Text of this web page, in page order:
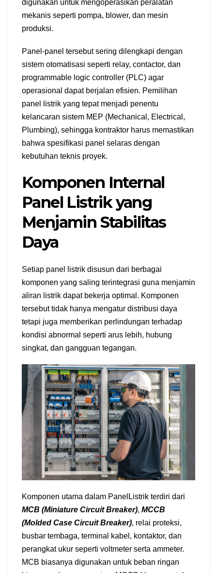
digunakan untuk mengoperasikan peralatan
mekanis seperti pompa, blower, dan mesin
produksi.
Panel-panel tersebut sering dilengkapi dengan
sistem otomatisasi seperti relay, contactor, dan
programmable logic controller (PLC) agar
operasional dapat berjalan efisien. Pemilihan
panel listrik yang tepat menjadi penentu
kelancaran sistem MEP (Mechanical, Electrical,
Plumbing), sehingga kontraktor harus memastikan
bahwa spesifikasi panel selaras dengan
kebutuhan teknis proyek.
Komponen Internal
Panel Listrik yang
Menjamin Stabilitas
Daya
Setiap panel listrik disusun dari berbagai
komponen yang saling terintegrasi guna menjamin
aliran listrik dapat bekerja optimal. Komponen
tersebut tidak hanya mengatur distribusi daya
tetapi juga memberikan perlindungan terhadap
kondisi abnormal seperti arus lebih, hubung
singkat, dan gangguan tegangan.
Komponen utama dalam PanelListrik terdiri dari
MCB (Miniature Circuit Breaker), MCCB
(Molded Case Circuit Breaker), relai proteksi,
busbar tembaga, terminal kabel, kontaktor, dan
perangkat ukur seperti voltmeter serta ammeter.
MCB biasanya digunakan untuk beban ringan